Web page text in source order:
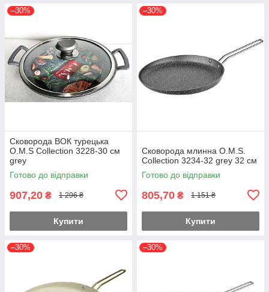
–30%
Сковорода ВОК турецька
O.M.S Collection 3228-30 см
grey
Готово до відправки
907,20 ₴ 1 296 ₴
Купити
–30%
Сковорода млинна O.M.S.
Collection 3234-32 grey 32 см
Готово до відправки
805,70 ₴ 1 151 ₴
Купити
–30% –30%